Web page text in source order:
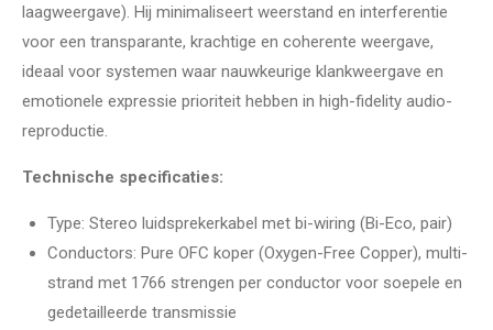
laagweergave). Hij minimaliseert weerstand en interferentie
voor een transparante, krachtige en coherente weergave,
ideaal voor systemen waar nauwkeurige klankweergave en
emotionele expressie prioriteit hebben in high-fidelity audio-
reproductie.
Technische specificaties:
Type: Stereo luidsprekerkabel met bi-wiring (Bi-Eco, pair)
Conductors: Pure OFC koper (Oxygen-Free Copper), multi-
strand met 1766 strengen per conductor voor soepele en
gedetailleerde transmissie